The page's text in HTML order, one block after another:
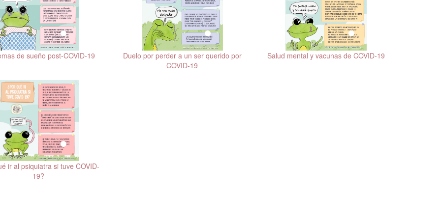
de sueño post-COVID-19
Duelo por perder a un ser querido por
COVID-19
Salud mental y vacunas de COVID-19
ir al psiquiatra si tuve COVID-
19?